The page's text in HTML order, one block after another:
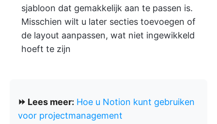
sjabloon dat gemakkelijk aan te passen is.
Misschien wilt u later secties toevoegen of
de layout aanpassen, wat niet ingewikkeld
hoeft te zijn
⏩ Lees meer: Hoe u Notion kunt gebruiken
voor projectmanagement